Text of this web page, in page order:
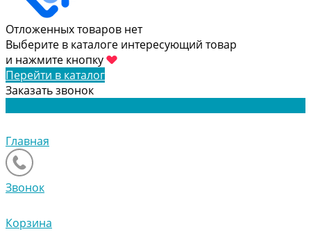
Отложенных товаров нет
Выберите в каталоге интересующий товар
и нажмите кнопку
Перейти в каталог
Заказать звонок
Главная
Звонок
Корзина